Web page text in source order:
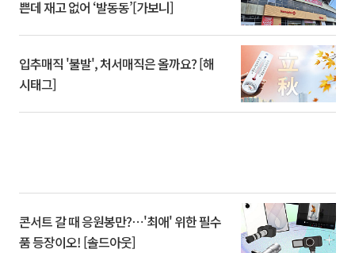
쁜데 재고 없어 ‘발동동’[가보니]
입추매직 '불발', 처서매직은 올까요? [해
시태그]
콘서트 갈 때 응원봉만?⋯'최애' 위한 필수
품 등장이오! [솔드아웃]